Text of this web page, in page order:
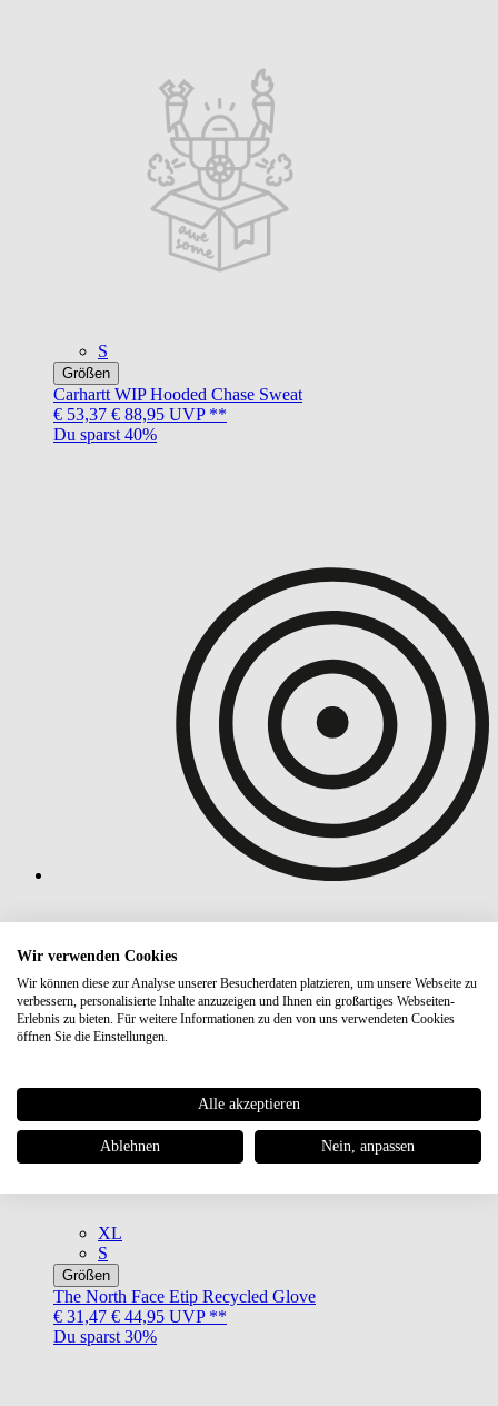
S
Größen
Carhartt WIP Hooded Chase Sweat
€ 53,37 € 88,95 UVP **
Du sparst 40%
XL
S
Größen
The North Face Etip Recycled Glove
€ 31,47 € 44,95 UVP **
Du sparst 30%
Wir verwenden Cookies
Wir können diese zur Analyse unserer Besucherdaten platzieren, um unsere Webseite zu
verbessern, personalisierte Inhalte anzuzeigen und Ihnen ein großartiges Webseiten-
Erlebnis zu bieten. Für weitere Informationen zu den von uns verwendeten Cookies
öffnen Sie die Einstellungen.
Alle akzeptieren
Ablehnen Nein, anpassen